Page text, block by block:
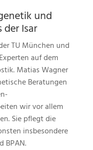
und
der Isar
TU München und
auf dem
Matias Wagner
Beratungen
wir vor allem
Sie pflegt die
insbesondere
BPAN.